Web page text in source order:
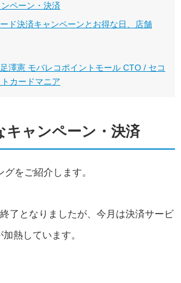
ペーン・決済
ド決済キャンペーンとお得な日、店舗
澤憲 モバレコポイントモール CTO / セコ
カードマニア
キャンペーン・決済
をご紹介します。
了となりましたが、今月は決済サービ
熱しています。